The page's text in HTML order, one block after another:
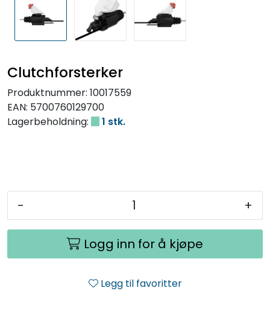
Clutchforsterker
Produktnummer: 10017559
EAN: 5700760129700
Lagerbeholdning:
1 stk.
- +
Logg inn for å kjøpe
Legg til favoritter